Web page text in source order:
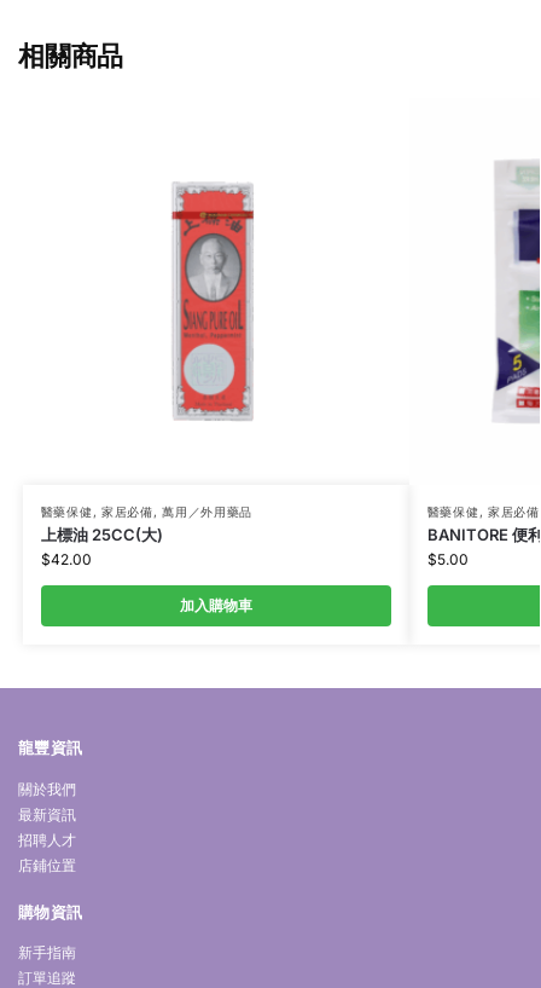
相關商品
醫藥保健, 家居必備,萬用／外用藥品
上標油 25CC(大)
$42.00
加入購物車
醫藥保健, 家居必備
BANITORE 便
$5.00
龍豐資訊
關於我們
最新資訊
招聘人才
店鋪位置
購物資訊
新手指南
訂單追蹤